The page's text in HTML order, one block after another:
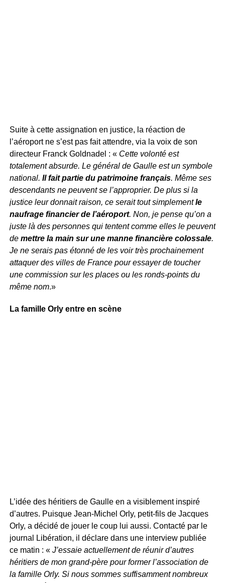
Suite à cette assignation en justice, la réaction de
l’aéroport ne s’est pas fait attendre, via la voix de son
directeur Franck Goldnadel : « Cette volonté est
totalement absurde. Le général de Gaulle est un symbole
national. Il fait partie du patrimoine français. Même ses
descendants ne peuvent se l’approprier. De plus si la
justice leur donnait raison, ce serait tout simplementle
naufrage financier de l’aéroport. Non, je pense qu’on a
juste là des personnes qui tentent comme elles le peuvent
de mettre la main sur une manne financière colossale.
Je ne serais pas étonné de les voir très prochainement
attaquer des villes de France pour essayer de toucher
une commission sur les places ou les ronds-points du
même nom.»
La famille Orly entre en scène
L’idée des héritiers de Gaulle en a visiblement inspiré
d’autres. Puisque Jean-Michel Orly, petit-fils de Jacques
Orly, a décidé de jouer le coup lui aussi. Contacté par le
journal Libération, il déclare dans une interview publiée
ce matin : « J’essaie actuellement de réunir d’autres
héritiers de mon grand-père pour former l’association de
la famille Orly. Si nous sommes suffisamment nombreux